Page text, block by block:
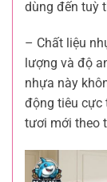
dùng đến tuỳ
– Chất liệu
lượng và độ
nhựa này
động tiêu cực
tươi mới theo